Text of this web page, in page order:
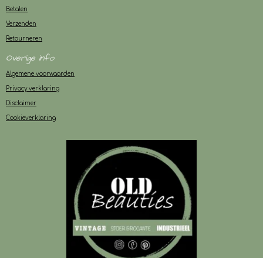
Betalen
Verzenden
Retourneren
Overige info
Algemene voorwaarden
Privacy verklaring
Disclaimer
Cookieverklaring